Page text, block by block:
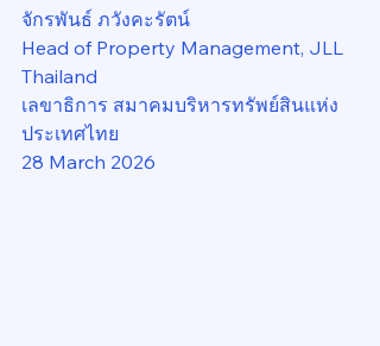
จักรพันธ์ ภวังคะรัตน์
Head of Property Management, JLL
Thailand
เลขาธิการ สมาคมบริหารทรัพย์สินแห่ง
ประเทศไทย
28 March 2026